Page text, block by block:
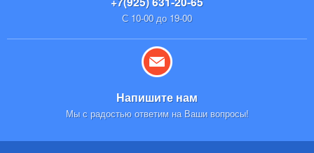
С 10-00 до 19-00
Напишите нам
Мы с радостью ответим на Ваши вопросы!